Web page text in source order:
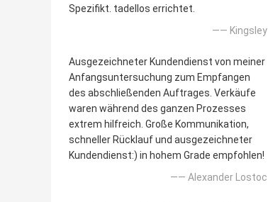
Spezifikt. tadellos errichtet.
—— Kingsley
Ausgezeichneter Kundendienst von meiner
Anfangsuntersuchung zum Empfangen
des abschließenden Auftrages. Verkäufe
waren während des ganzen Prozesses
extrem hilfreich. Große Kommunikation,
schneller Rücklauf und ausgezeichneter
Kundendienst:) in hohem Grade empfohlen!
—— Alexander Lostoc